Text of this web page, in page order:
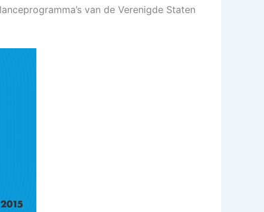
van de Verenigde Staten